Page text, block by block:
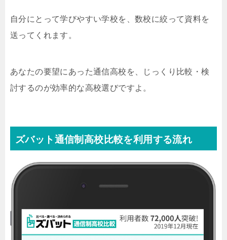
自分にとって学びやすい学校を、数校に絞って資料を
送ってくれます。
あなたの要望にあった通信高校を、じっくり比較・検
討するのが効率的な高校選びですよ。
ズバット通信制高校比較を利用する流れ